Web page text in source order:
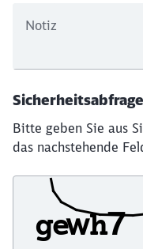
Notiz
Sicherheitsabfrage
Bitte geben Sie aus
das nachstehende